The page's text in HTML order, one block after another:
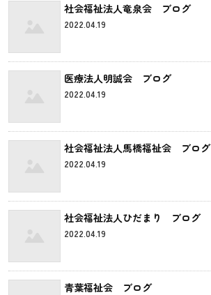
社会福祉法人竜泉会 ブログ
2022.04.19
医療法人明誠会 ブログ
2022.04.19
社会福祉法人馬橋福祉会 ブログ
2022.04.19
社会福祉法人ひだまり ブログ
2022.04.19
青葉福祉会 ブログ